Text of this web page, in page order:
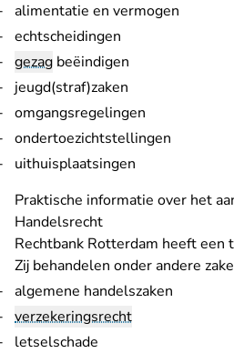
alimentatie en vermogen
echtscheidingen
gezag beëindigen
jeugd(straf)zaken
omgangsregelingen
ondertoezichtstellingen
uithuisplaatsingen
Praktische informatie over het
Handelsrecht
Rechtbank Rotterdam heeft een
Zij behandelen onder andere
algemene handelszaken
verzekeringsrecht
letselschade